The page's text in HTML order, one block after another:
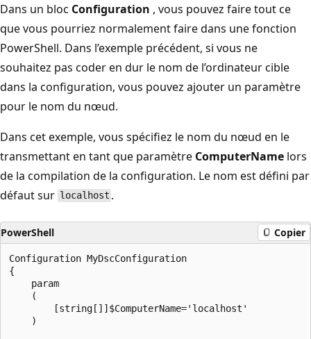
Dans un bloc Configuration , vous pouvez faire tout ce
que vous pourriez normalement faire dans une fonction
PowerShell. Dans l’exemple précédent, si vous ne
souhaitez pas coder en dur le nom de l’ordinateur cible
dans la configuration, vous pouvez ajouter un paramètre
pour le nom du nœud.
Dans cet exemple, vous spécifiez le nom du nœud en le
transmettant en tant que paramètre ComputerName lors
de la compilation de la configuration. Le nom est défini par
défaut sur localhost .
PowerShell Copier
Configuration MyDscConfiguration
{
    param
    (
        [string[]]$ComputerName='localhost'
    )